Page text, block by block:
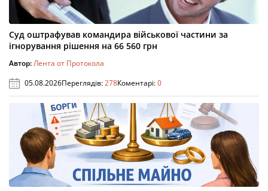
Суд оштрафував командира військової частини за
ігнорування рішення на 66 560 грн
Автор:Лента от Протокола
05.08.2026Переглядів:278Коментарі:0